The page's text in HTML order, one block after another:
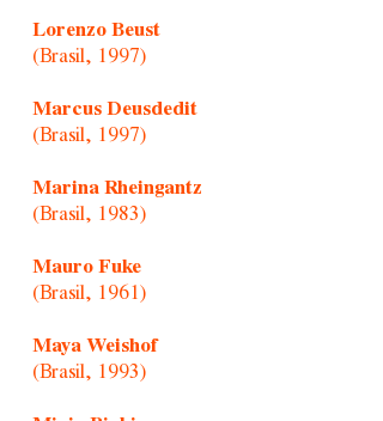
Lorenzo Beust
(Brasil, 1997)
Marcus Deusdedit
(Brasil, 1997)
Marina Rheingantz
(Brasil, 1983)
Mauro Fuke
(Brasil, 1961)
Maya Weishof
(Brasil, 1993)